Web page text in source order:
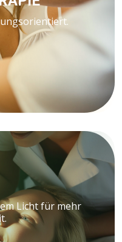
Licht für mehr